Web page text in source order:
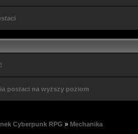
postaci na wyższy poziom
Cyberpunk RPG » Mechanika